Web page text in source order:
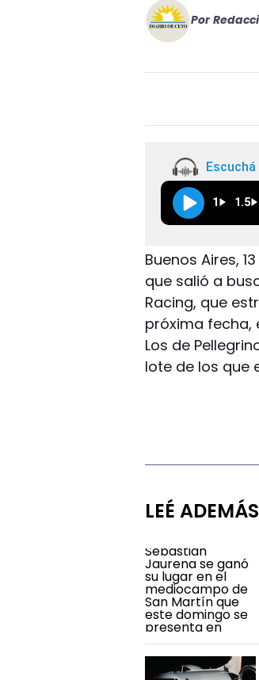
Por
1 1.5
Buenos Aires,
que salió a
Racing, que
próxima fecha,
Los de
lote de los que
LEÉ ADEMÁS